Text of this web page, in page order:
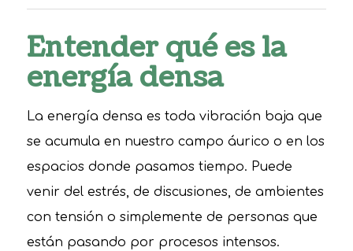
Entender qué es la
energía densa
La energía densa es toda vibración baja que
se acumula en nuestro campo áurico o en los
espacios donde pasamos tiempo. Puede
venir del estrés, de discusiones, de ambientes
con tensión o simplemente de personas que
están pasando por procesos intensos.